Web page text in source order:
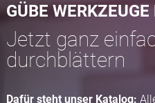
GÜBE
Jetzt ganz
durchblättern
Dafür steht unser Katalog: